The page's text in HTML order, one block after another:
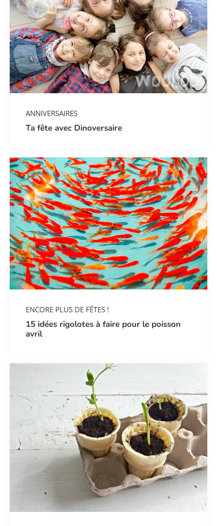
ANNIVERSAIRES
Ta fête avec Dinoversaire
ENCORE PLUS DE FÊTES !
15 idées rigolotes à faire pour le poisson
avril